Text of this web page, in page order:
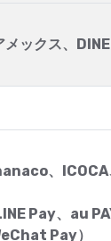
メックス、
、ICOCA
Pay、au
Pay）